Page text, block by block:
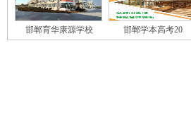
邯郸育华康源学校 邯郸学本高考20